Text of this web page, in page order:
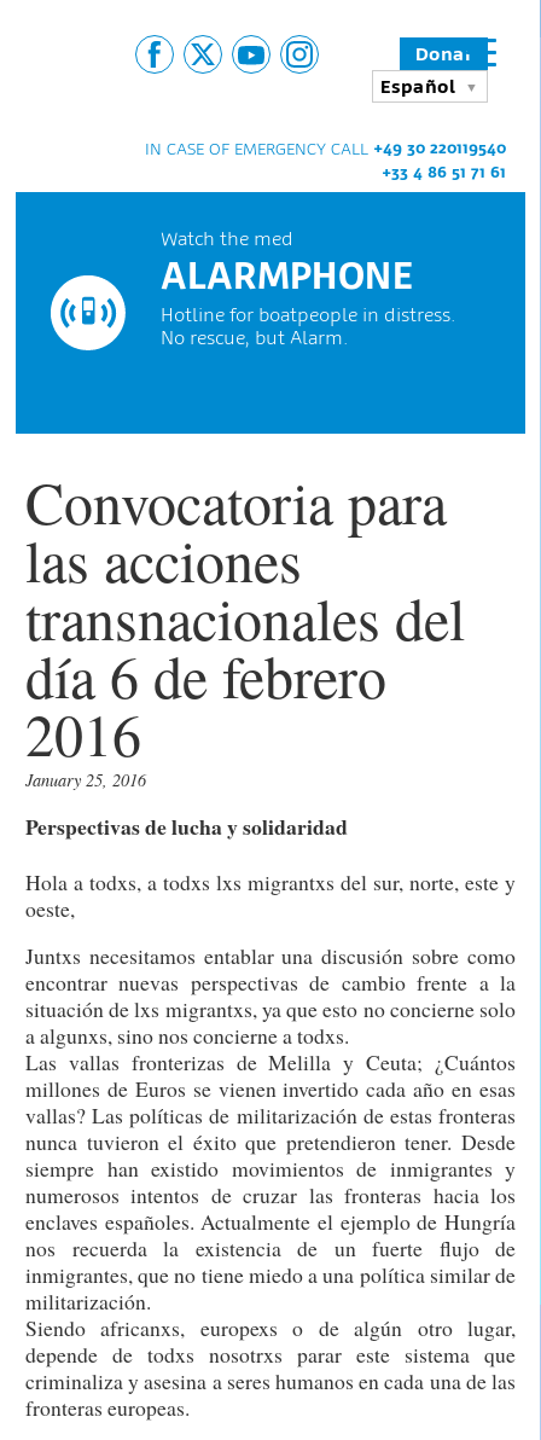
Donar
Español
IN CASE OF EMERGENCY CALL +49 30 220119540
+33 4 86 51 71 61
Watch the med
ALARMPHONE
Hotline for boatpeople in distress.
No rescue, but Alarm.
Convocatoria para
las acciones
transnacionales del
día 6 de febrero
2016
January 25, 2016
Perspectivas de lucha y solidaridad
Hola a todxs, a todxs lxs migrantxs del sur, norte, este y
oeste,
Juntxs necesitamos entablar una discusión sobre como
encontrar nuevas perspectivas de cambio frente a la
situación de lxs migrantxs, ya que esto no concierne solo
a algunxs, sino nos concierne a todxs.
Las vallas fronterizas de Melilla y Ceuta; ¿Cuántos
millones de Euros se vienen invertido cada año en esas
vallas? Las políticas de militarización de estas fronteras
nunca tuvieron el éxito que pretendieron tener. Desde
siempre han existido movimientos de inmigrantes y
numerosos intentos de cruzar las fronteras hacia los
enclaves españoles. Actualmente el ejemplo de Hungría
nos recuerda la existencia de un fuerte flujo de
inmigrantes, que no tiene miedo a una política similar de
militarización.
Siendo africanxs, europexs o de algún otro lugar,
depende de todxs nosotrxs parar este sistema que
criminaliza y asesina a seres humanos en cada una de las
fronteras europeas.